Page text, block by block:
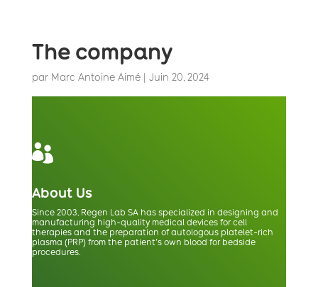
The company
par Marc Antoine Aimé| Juin 20, 2024

About Us
Since 2003, Regen Lab SA has specialized in designing and
manufacturing high-quality medical devices for cell
therapies and the preparation of autologous platelet-rich
plasma (PRP) from the patient’s own blood for bedside
procedures.